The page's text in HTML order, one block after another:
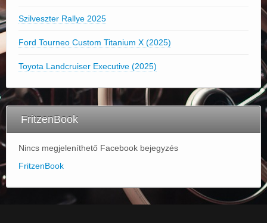
Szilveszter Rallye 2025
Ford Tourneo Custom Titanium X (2025)
Toyota Landcruiser Executive (2025)
FritzenBook
Nincs megjeleníthető Facebook bejegyzés
FritzenBook